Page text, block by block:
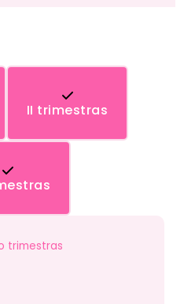
II trimestras
trimestras